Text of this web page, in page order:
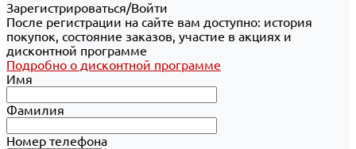
Зарегистрироваться/Войти
После регистрации на сайте вам доступно: история
покупок, состояние заказов, участие в акциях и
дисконтной программе
Подробно о дисконтной программе
Имя
Фамилия
Номер телефона